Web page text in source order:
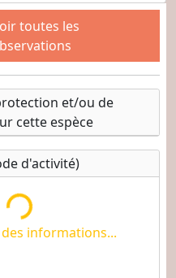
toutes les
et/ou de
cette espèce
d'activité)
informations...